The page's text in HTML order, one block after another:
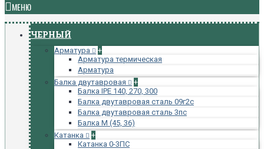
МЕНЮ
ЧЕРНЫЙ
Арматура
+
Арматура термическая
Арматура
Балка двутавровая
+
Балка IPE 140, 270, 300
Балка двутавровая сталь 09г2с
Балка двутавровая сталь 3пс
Балка М (45, 36)
Катанка
+
Катанка 0-3ПС